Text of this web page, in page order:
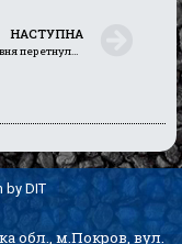
НАСТУПНА
Екватор травня перетнули. Рухаємось до виконання плану
by DIT
обл., м.Покров, вул.